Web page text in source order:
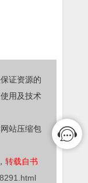
证资源的
用及技术
站压缩包
转载自书